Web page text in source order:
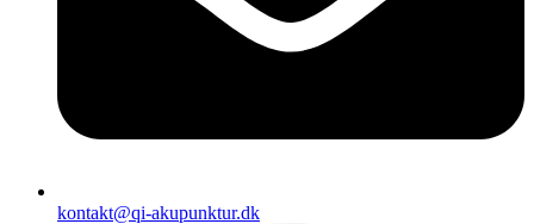
kontakt@qi-akupunktur.dk